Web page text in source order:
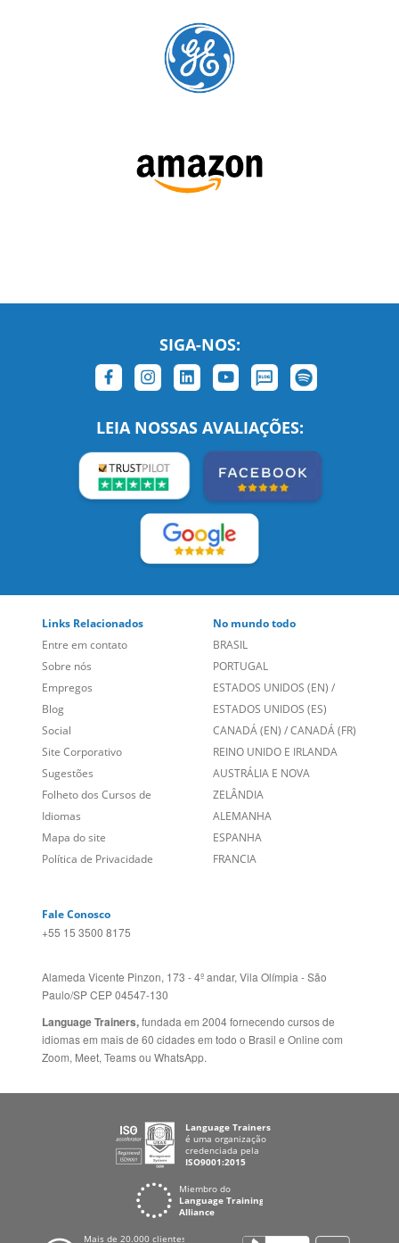
SIGA-NOS:
LEIA NOSSAS AVALIAÇÕES:
Sobre nós
Empregos
Blog
Social
Site Corporativo
Sugestões
Folheto dos Cursos de
Idiomas
Mapa do site
Política de Privacidade
PORTUGAL
ESTADOS UNIDOS (EN)
ESTADOS UNIDOS (ES)
CANADÁ (EN)/CANADÁ (FR)
REINO UNIDO E IRLANDA
AUSTRÁLIA E NOVA
ZELÂNDIA
ALEMANHA
ESPANHA
FRANCIA
Alameda Vicente Pinzon, 173 - 4º andar, Vila Olímpia - São
Language Trainers,fundada em 2004 fornecendo cursos de
idiomas em mais de 60 cidades em todo o Brasil e Online com